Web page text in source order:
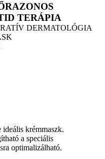
TERÁPIA
DERMATOLÓGIA
krémmaszk.
a speciális
optimalizálható.